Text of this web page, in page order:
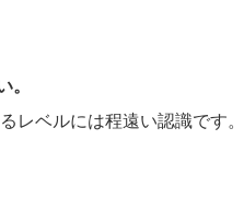
ベルには程遠い認識です。